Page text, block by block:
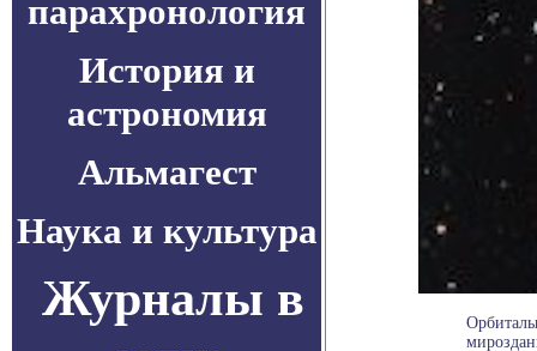
парахронология
История и
астрономия
Альмагест
Наука и культура
Журналы в